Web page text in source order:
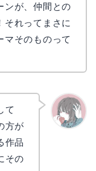
ンが、仲間との
れってまさに
マそのものって
て
方が
作品
その